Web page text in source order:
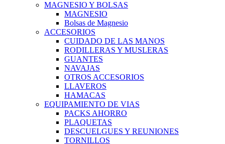
MAGNESIO Y BOLSAS
MAGNESIO
Bolsas de Magnesio
ACCESORIOS
CUIDADO DE LAS MANOS
RODILLERAS Y MUSLERAS
GUANTES
NAVAJAS
OTROS ACCESORIOS
LLAVEROS
HAMACAS
EQUIPAMIENTO DE VIAS
PACKS AHORRO
PLAQUETAS
DESCUELGUES Y REUNIONES
TORNILLOS